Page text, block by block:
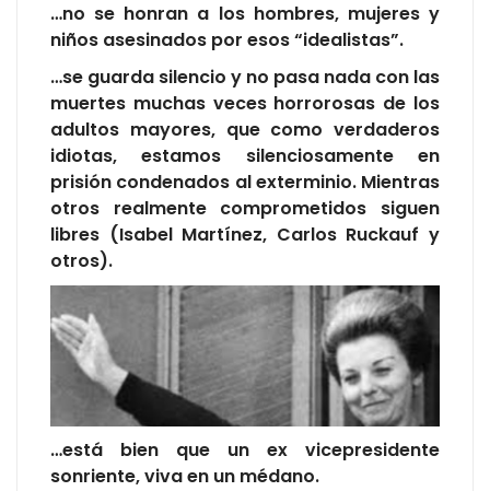
…no se honran a los hombres, mujeres y
niños asesinados por esos “idealistas”.
…se guarda silencio y no pasa nada con las
muertes muchas veces horrorosas de los
adultos mayores, que como verdaderos
idiotas, estamos silenciosamente en
prisión condenados al exterminio. Mientras
otros realmente comprometidos siguen
libres (Isabel Martínez, Carlos Ruckauf y
otros).
…está bien que un ex vicepresidente
sonriente, viva en un médano.